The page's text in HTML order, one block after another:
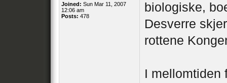
Joined: Sun Mar 11, 2007
12:06 am
Posts: 478
biologiske,
Desverre
rottene
I mellomtiden